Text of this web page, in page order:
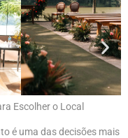
Escolher o Local
é uma das decisões mais